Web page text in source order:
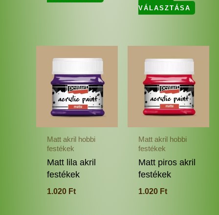
VÁLASZTÁSA
Matt akril hobbi
festékek
Matt lila akril
festékek
1.020 Ft
terméknek
több
van.
változatok
termékoldalon
választhatók
Matt akril hobbi
festékek
Matt piros akril
festékek
1.020 Ft
több
van.